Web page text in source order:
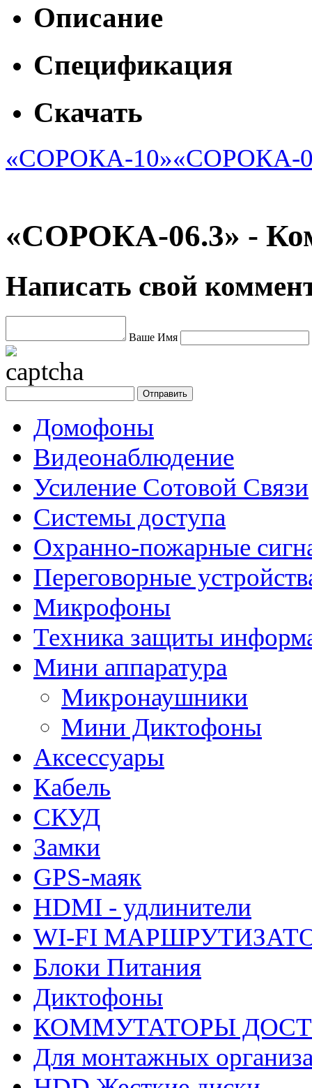
Описание
Спецификация
Скачать
«СОРОКА-10»«СОРОКА-
«СОРОКА-06.3» -
Написать свой
Ваше Имя
Домофоны
Видеонаблюдение
Усиление Cотовой Cвязи
Системы доступа
Охранно-пожарные
Переговорные
Микрофоны
Техника защиты
Мини аппаратура
Микронаушники
Мини Диктофоны
Аксессуары
Кабель
СКУД
Замки
GPS-маяк
HDMI - удлинители
WI-FI
Блоки Питания
Диктофоны
КОММУТАТОРЫ
Для монтажных